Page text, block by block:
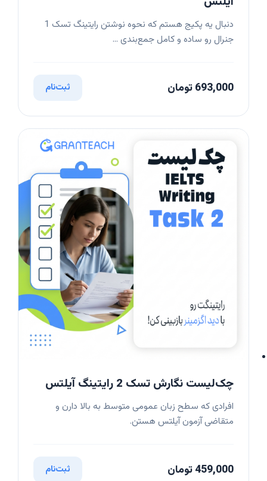
دنبال یه پکیج هستم که نحوه نوشتن رایتینگ تسک 1
جنرال رو ساده و کامل جمع‌بندی ...
693,000 تومان ثبت‌نام
چک‌لیست نگارش تسک 2 رایتینگ آیلتس
افرادی که سطح زبان عمومی متوسط به بالا دارن و
متقاضی آزمون آیلتس هستن.
459,000 تومان ثبت‌نام